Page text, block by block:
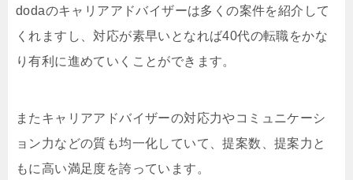
dodaのキャリアアドバイザーは多くの案件を紹介して
くれますし、対応が素早いとなれば40代の転職をかな
り有利に進めていくことができます。
またキャリアアドバイザーの対応力やコミュニケーシ
ョン力などの質も均一化していて、提案数、提案力と
もに高い満足度を誇っています。